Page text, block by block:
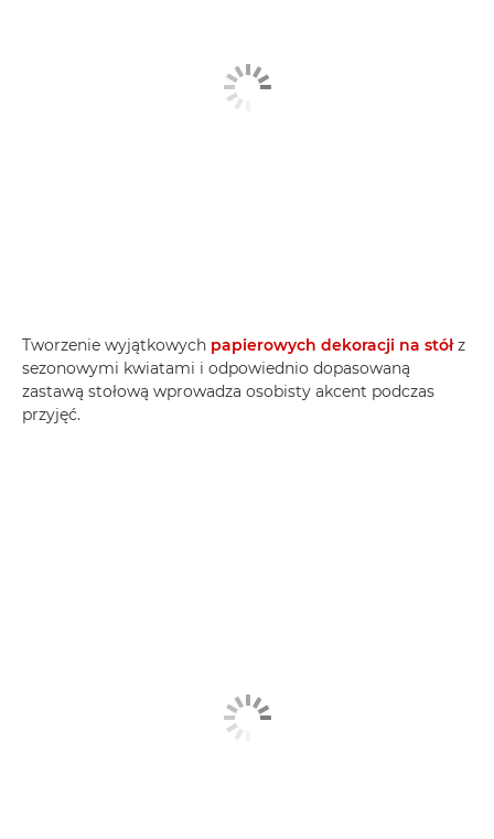
Tworzenie wyjątkowych papierowych dekoracji na stółz
sezonowymi kwiatami i odpowiednio dopasowaną
zastawą stołową wprowadza osobisty akcent podczas
przyjęć.